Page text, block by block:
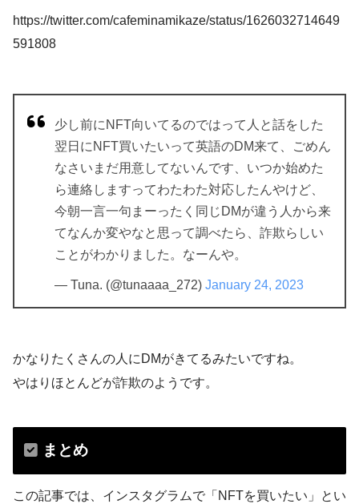
https://twitter.com/cafeminamikaze/status/1626032714649
591808
少し前にNFT向いてるのではって人と話をした
翌日にNFT買いたいって英語のDM来て、ごめん
なさいまだ用意してないんです、いつか始めた
ら連絡しますってわたわた対応したんやけど、
今朝一言一句まーったく同じDMが違う人から来
てなんか変やなと思って調べたら、詐欺らしい
ことがわかりました。なーんや。
— Tuna. (@tunaaaa_272) January 24, 2023
かなりたくさんの人にDMがきてるみたいですね。
やはりほとんどが詐欺のようです。
まとめ
この記事では、インスタグラムで「NFTを買いたい」とい